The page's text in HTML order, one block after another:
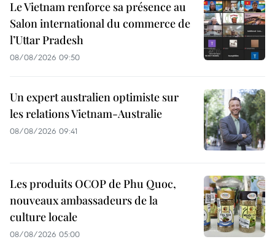
Le Vietnam renforce sa présence au
Salon international du commerce de
l’Uttar Pradesh
08/08/2026 09:50
Un expert australien optimiste sur
les relations Vietnam-Australie
08/08/2026 09:41
Les produits OCOP de Phu Quoc,
nouveaux ambassadeurs de la
culture locale
08/08/2026 05:00